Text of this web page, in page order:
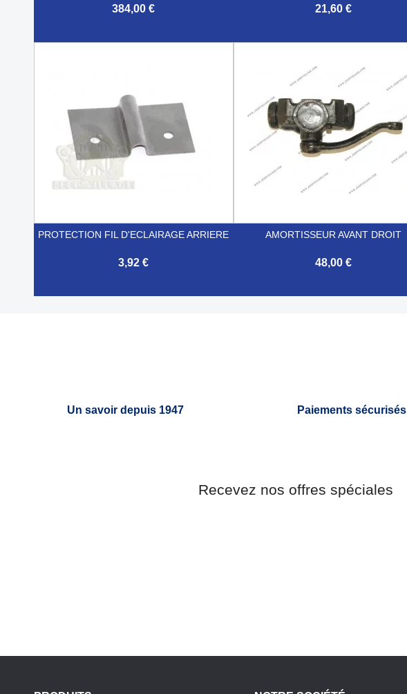
384,00 € 21,60 €
PROTECTION FIL D'ECLAIRAGE ARRIERE
3,92 €
AMORTISSEUR AVANT DROIT
48,00 €
Un savoir depuis 1947 Paiements sécurisés
Recevez nos offres spéciales